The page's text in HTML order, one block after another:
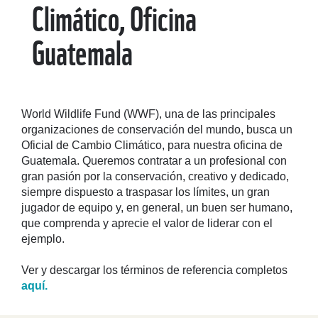
Climático, Oficina
Guatemala
World Wildlife Fund (WWF), una de las principales
organizaciones de conservación del mundo, busca un
Oficial de Cambio Climático, para nuestra oficina de
Guatemala. Queremos contratar a un profesional con
gran pasión por la conservación, creativo y dedicado,
siempre dispuesto a traspasar los límites, un gran
jugador de equipo y, en general, un buen ser humano,
que comprenda y aprecie el valor de liderar con el
ejemplo.
Ver y descargar los términos de referencia completos
aquí.